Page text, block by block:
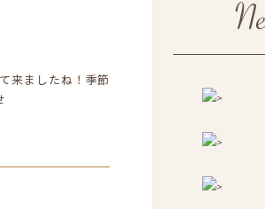
来ましたね！季節
>
>
>